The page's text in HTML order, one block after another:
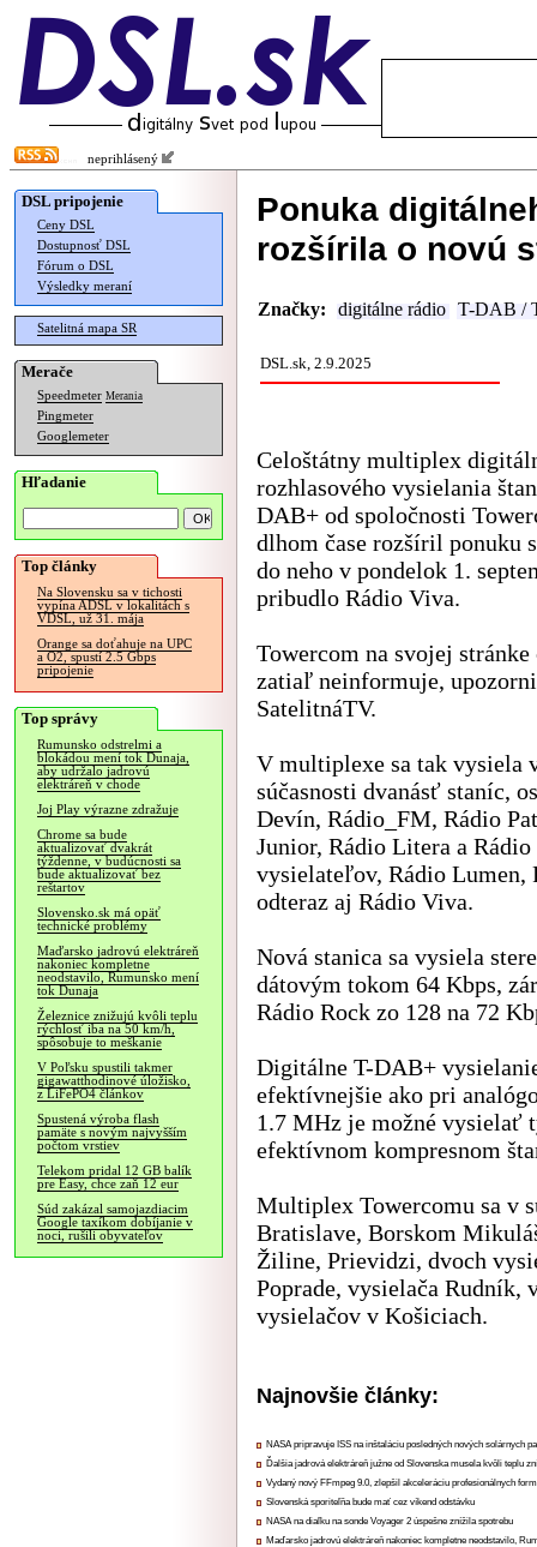
neprihlásený
DSL pripojenie
Ceny DSL
Dostupnosť DSL
Fórum o DSL
Výsledky meraní
Satelitná mapa SR
Merače
Speedmeter Merania
Pingmeter
Googlemeter
Hľadanie
Top články
Na Slovensku sa v tichosti
vypína ADSL v lokalitách s
VDSL, už 31. mája
Orange sa doťahuje na UPC
a O2, spustí 2.5 Gbps
pripojenie
Top správy
Rumunsko odstrelmi a
blokádou mení tok Dunaja,
aby udržalo jadrovú
elektráreň v chode
Joj Play výrazne zdražuje
Chrome sa bude
aktualizovať dvakrát
týždenne, v budúcnosti sa
bude aktualizovať bez
reštartov
Slovensko.sk má opäť
technické problémy
Maďarsko jadrovú elektráreň
nakoniec kompletne
neodstavilo, Rumunsko mení
tok Dunaja
Železnice znižujú kvôli teplu
rýchlosť iba na 50 km/h,
spôsobuje to meškanie
V Poľsku spustili takmer
gigawatthodinové úložisko,
z LiFePO4 článkov
Spustená výroba flash
pamäte s novým najvyšším
počtom vrstiev
Telekom pridal 12 GB balík
pre Easy, chce zaň 12 eur
Súd zakázal samojazdiacim
Google taxíkom dobíjanie v
noci, rušili obyvateľov
Ponuka
rozšírila o novú
Značky: digitálne rádio T-DAB /
DSL.sk, 2.9.2025
Celoštátny multiplex
rozhlasového vysielania
DAB+ od spoločnosti
dlhom čase rozšíril ponuku
do neho v pondelok 1.
pribudlo Rádio Viva.
Towercom na svojej
zatiaľ neinformuje,
SatelitnáTV.
V multiplexe sa tak vysiela
súčasnosti dvanásť staníc,
Devín, Rádio_FM, Rádio
Junior, Rádio Litera a
vysielateľov, Rádio Lumen,
odteraz aj Rádio Viva.
Nová stanica sa vysiela
dátovým tokom 64 Kbps,
Rádio Rock zo 128 na 72
Digitálne T-DAB+
efektívnejšie ako pri
1.7 MHz je možné vysielať
efektívnom kompresnom
Multiplex Towercomu sa v
Bratislave, Borskom
Žiline, Prievidzi, dvoch
Poprade, vysielača Rudník,
vysielačov v Košiciach.
Najnovšie články:
NASA pripravuje ISS na inštaláciu posledných nových solárnych
Ďalšia jadrová elektráreň južne od Slovenska musela kvôli teplu
Vydaný nový FFmpeg 9.0, zlepšil akceleráciu profesionálnych
Slovenská sporiteľňa bude mať cez víkend odstávku
NASA na diaľku na sonde Voyager 2 úspešne znížila spotrebu
Maďarsko jadrovú elektráreň nakoniec kompletne neodstavilo,